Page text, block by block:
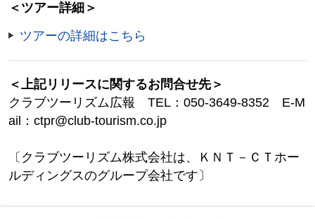
＜ツアー詳細＞
ツアーの詳細はこちら
＜上記リリースに関するお問合せ先＞
クラブツーリズム広報 TEL：050-3649-8352 E-M
ail：ctpr@club-tourism.co.jp
〔クラブツーリズム株式会社は、ＫＮＴ－ＣＴホー
ルディングスのグループ会社です〕